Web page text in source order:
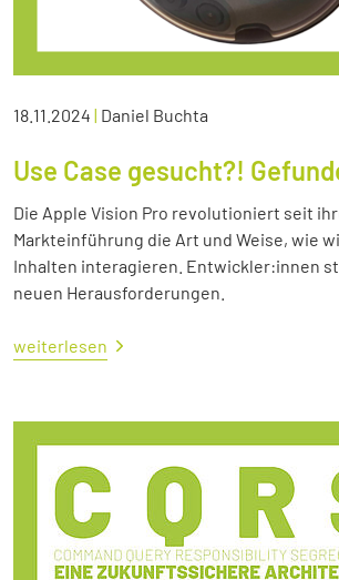
18.11.2024 | Daniel Buchta
Use Case gesucht?!
Die Apple Vision Pro revolutioniert seit
Markteinführung die Art und Weise, wie
Inhalten interagieren. Entwickler:innen
neuen Herausforderungen.
weiterlesen